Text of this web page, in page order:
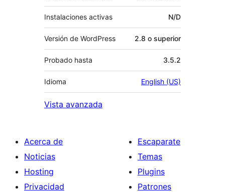
Instalaciones activas N/D
Versión de WordPress 2.8 o superior
Probado hasta 3.5.2
Idioma English (US)
Vista avanzada
Acerca de
Noticias
Hosting
Privacidad
Escaparate
Temas
Plugins
Patrones